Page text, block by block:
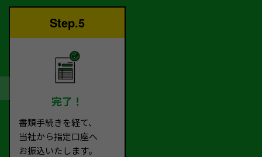
Step.5
完了！
書類手続きを経て、
当社から指定口座へ
お振込いたします。